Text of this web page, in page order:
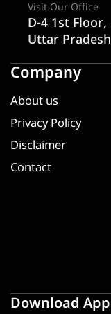
Visit Our Office
D-4 1st
Uttar
Company
About us
Privacy Policy
Disclaimer
Contact
Download App